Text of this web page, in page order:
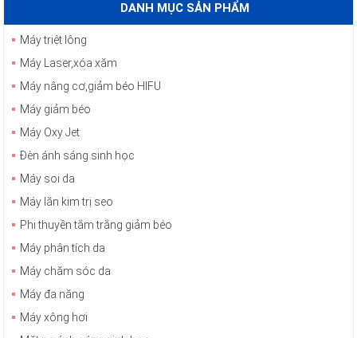
DANH MỤC SẢN PHẨM
Máy triệt lông
Máy Laser,xóa xăm
Máy nâng cơ,giảm béo HIFU
Máy giảm béo
Máy Oxy Jet
Đèn ánh sáng sinh học
Máy soi da
Máy lăn kim trị sẹo
Phi thuyền tắm trắng giảm béo
Máy phân tích da
Máy chăm sóc da
Máy đa năng
Máy xông hơi